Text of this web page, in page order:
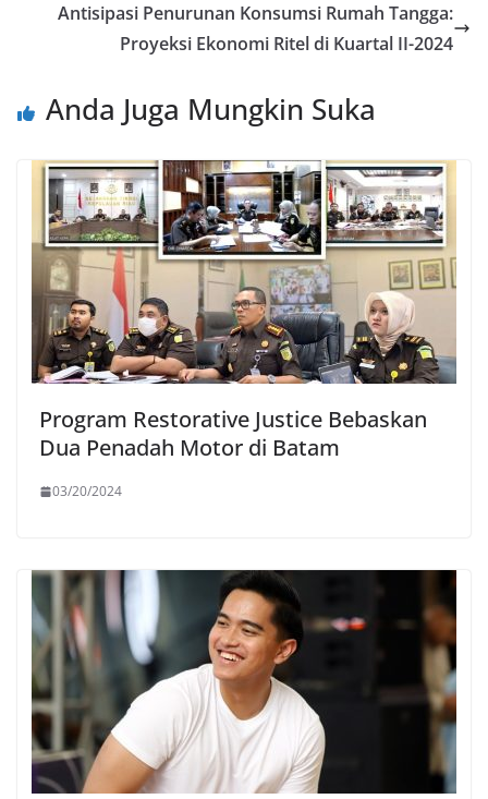
Antisipasi Penurunan Konsumsi Rumah Tangga:
Proyeksi Ekonomi Ritel di Kuartal II-2024
Anda Juga Mungkin Suka
Program Restorative Justice Bebaskan
Dua Penadah Motor di Batam
03/20/2024